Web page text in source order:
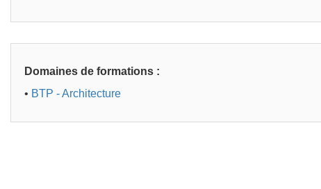
Domaines de formations :
• BTP - Architecture